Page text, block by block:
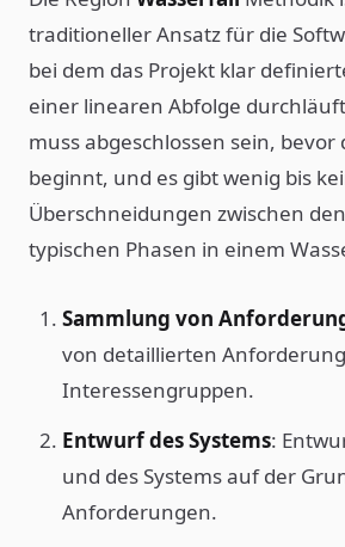
traditioneller Ansatz für die
bei dem das Projekt klar
einer linearen Abfolge
muss abgeschlossen sein, bevor
beginnt, und es gibt wenig bis
Überschneidungen zwischen
typischen Phasen in einem
Sammlung von
von detaillierten
Interessengruppen.
Entwurf des Systems:
und des Systems auf der
Anforderungen.